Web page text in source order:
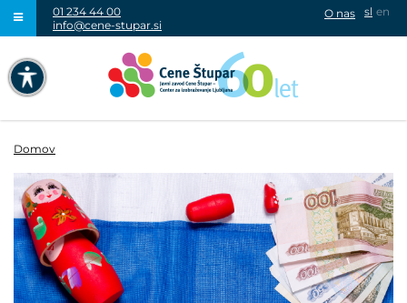
NAVIGACIJA PREKO TIPKOVNICE
VISOK KONTRAST
SIVINE
01 234 44 00
info@cene-stupar.si
sl en
O nas
Domov